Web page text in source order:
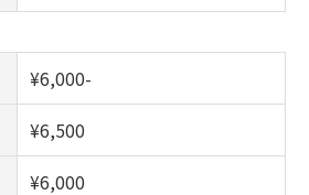
¥6,000-
¥6,500
¥6,000